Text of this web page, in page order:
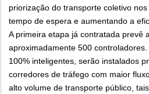
priorização do transporte coletivo
tempo de espera e aumentando a
A primeira etapa já contratada prevê
aproximadamente 500
100% inteligentes, serão instalados
corredores de tráfego com maior
alto volume de transporte público,